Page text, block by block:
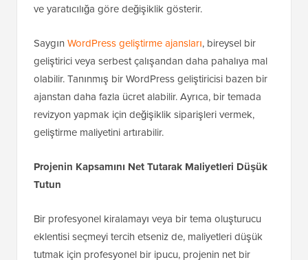
ve yaratıcılığa göre değişiklik gösterir.
Saygın WordPress geliştirme ajansları, bireysel bir
geliştirici veya serbest çalışandan daha pahalıya mal
olabilir. Tanınmış bir WordPress geliştiricisi bazen bir
ajanstan daha fazla ücret alabilir. Ayrıca, bir temada
revizyon yapmak için değişiklik siparişleri vermek,
geliştirme maliyetini artırabilir.
Projenin Kapsamını Net Tutarak Maliyetleri Düşük
Tutun
Bir profesyonel kiralamayı veya bir tema oluşturucu
eklentisi seçmeyi tercih etseniz de, maliyetleri düşük
tutmak için profesyonel bir ipucu, projenin net bir